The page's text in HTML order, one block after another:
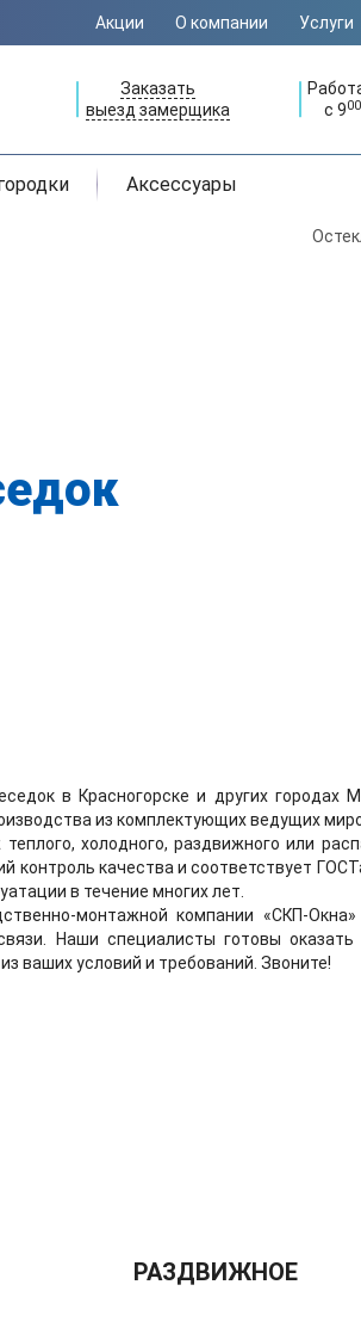
Акции О компании Услуги
Заказать
выезд замерщика
с 900
Аксессуары
в Красногорске и других городах
из комплектующих ведущих
холодного, раздвижного или
контроль качества и соответствует
в течение многих лет.
монтажной компании «СКП-
Наши специалисты готовы
ваших условий и требований. Звоните!
РАЗДВИЖНОЕ